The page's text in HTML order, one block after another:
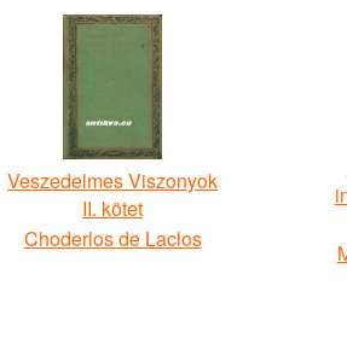
Veszedelmes Viszonyok
II. kötet
Choderlos de Laclos